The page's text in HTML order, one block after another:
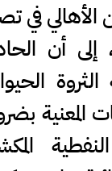
في
إلى أن
المعنية